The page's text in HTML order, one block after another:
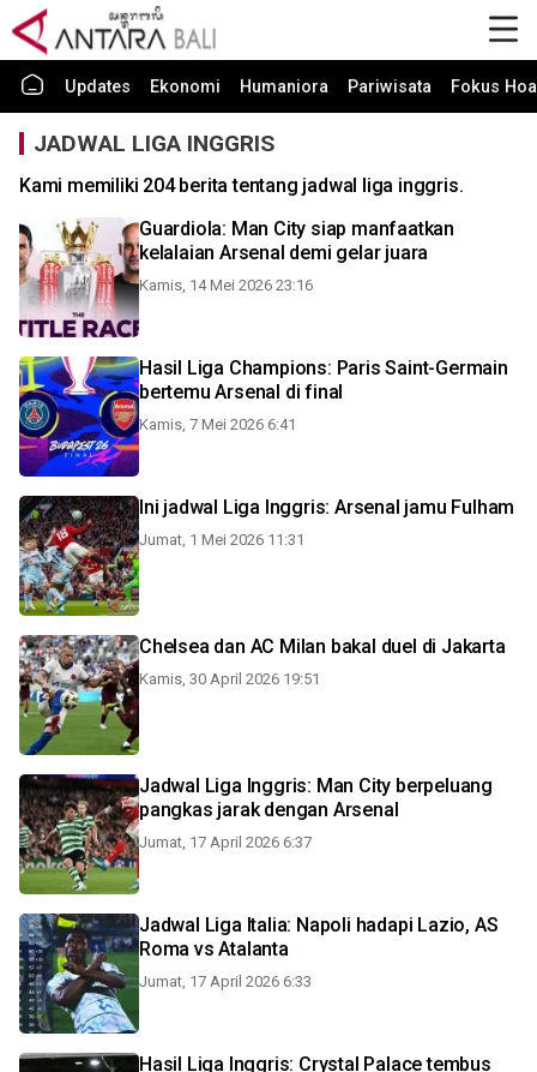
Updates Ekonomi Humaniora Pariwisata Fokus
JADWAL LIGA INGGRIS
Kami memiliki 204 berita tentang jadwal liga inggris.
Guardiola: Man City siap manfaatkan
kelalaian Arsenal demi gelar juara
Kamis, 14 Mei 2026 23:16
Hasil Liga Champions: Paris Saint-Germain
bertemu Arsenal di final
Kamis, 7 Mei 2026 6:41
Ini jadwal Liga Inggris: Arsenal jamu Fulham
Jumat, 1 Mei 2026 11:31
Chelsea dan AC Milan bakal duel di Jakarta
Kamis, 30 April 2026 19:51
Jadwal Liga Inggris: Man City berpeluang
pangkas jarak dengan Arsenal
Jumat, 17 April 2026 6:37
Jadwal Liga Italia: Napoli hadapi Lazio, AS
Roma vs Atalanta
Jumat, 17 April 2026 6:33
Hasil Liga Inggris: Crystal Palace tembus